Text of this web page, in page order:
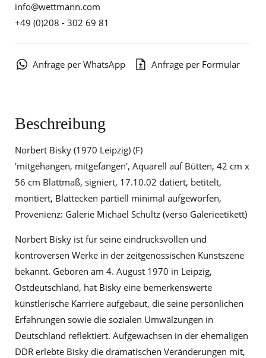
info@wettmann.com
+49 (0)208 - 302 69 81
Anfrage per WhatsApp Anfrage per Formular
Beschreibung
Norbert Bisky (1970 Leipzig) (F)
'mitgehangen, mitgefangen', Aquarell auf Bütten, 42 cm x
56 cm Blattmaß, signiert, 17.10.02 datiert, betitelt,
montiert, Blattecken partiell minimal aufgeworfen,
Provenienz: Galerie Michael Schultz (verso Galerieetikett)
Norbert Bisky ist für seine eindrucksvollen und
kontroversen Werke in der zeitgenössischen Kunstszene
bekannt. Geboren am 4. August 1970 in Leipzig,
Ostdeutschland, hat Bisky eine bemerkenswerte
künstlerische Karriere aufgebaut, die seine persönlichen
Erfahrungen sowie die sozialen Umwälzungen in
Deutschland reflektiert. Aufgewachsen in der ehemaligen
DDR erlebte Bisky die dramatischen Veränderungen mit,